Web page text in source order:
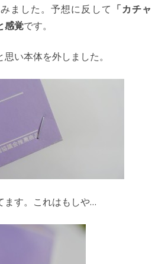
ました。予想に反して 「カチャ
感覚です。
い本体を外しました。
ます。これはもしや…